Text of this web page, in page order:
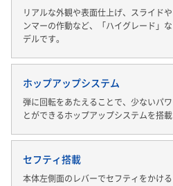
リアルな外観や表面仕上げ、スライド
ンマーの作動など、「ハイグレード」
デルです。
ホップアップシステム
弾に回転をあたえることで、少ないパ
とができるホップアップシステムを搭載
セフティ搭載
本体左側面のレバーでセフティをかけ